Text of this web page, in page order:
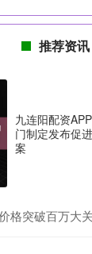
推荐资讯
九连阳配资
门制定发布促
案
格突破百万大关